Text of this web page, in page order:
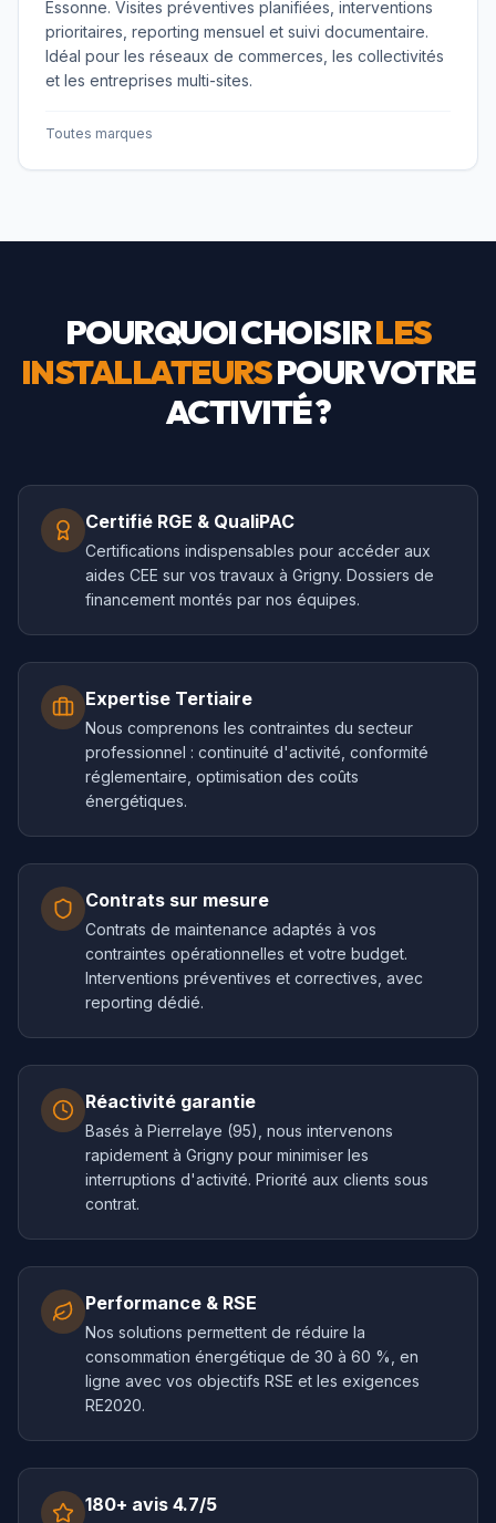
Essonne. Visites préventives planifiées, interventions
prioritaires, reporting mensuel et suivi documentaire.
Idéal pour les réseaux de commerces, les collectivités
et les entreprises multi-sites.
Toutes marques
POURQUOI CHOISIRLES
INSTALLATEURSPOUR VOTRE
ACTIVITÉ ?
Certifié RGE & QualiPAC
Certifications indispensables pour accéder aux
aides CEE sur vos travaux à Grigny. Dossiers de
financement montés par nos équipes.
Expertise Tertiaire
Nous comprenons les contraintes du secteur
professionnel : continuité d'activité, conformité
réglementaire, optimisation des coûts
énergétiques.
Contrats sur mesure
Contrats de maintenance adaptés à vos
contraintes opérationnelles et votre budget.
Interventions préventives et correctives, avec
reporting dédié.
Réactivité garantie
Basés à Pierrelaye (95), nous intervenons
rapidement à Grigny pour minimiser les
interruptions d'activité. Priorité aux clients sous
contrat.
Performance & RSE
Nos solutions permettent de réduire la
consommation énergétique de 30 à 60 %, en
ligne avec vos objectifs RSE et les exigences
RE2020.
180+ avis 4.7/5